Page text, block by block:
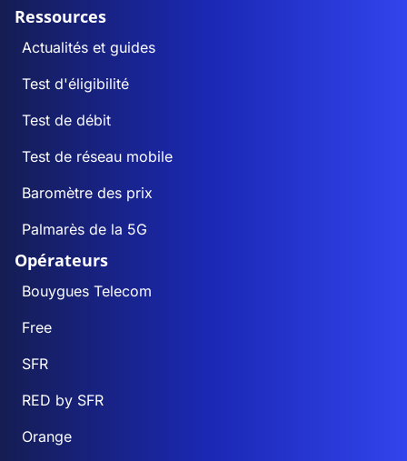
Ressources
Actualités et guides
Test d'éligibilité
Test de débit
Test de réseau mobile
Baromètre des prix
Palmarès de la 5G
Opérateurs
Bouygues Telecom
Free
SFR
RED by SFR
Orange